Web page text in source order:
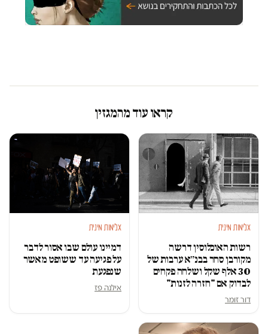
קראו עוד מהמגזין
אלימות מינית
רשות האוכלוסין דרשה
מקורבן סחר בבנ״א ערבות של
30 אלף שקל ושלחה פקחים
לבדוק אם "חזרה לזנות"
דור זומר
אלימות מינית
דמיינו עולם שבו אסור לדבר
על פגיעה עד ששופט מאשר
שנפגעת
אילנה פז